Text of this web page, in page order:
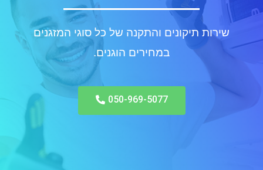
שירות תיקונים והתקנה של כל סוגי המזגנים
במחירים הוגנים.
050-969-5077